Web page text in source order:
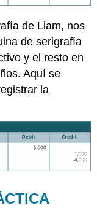
de Liam, nos
de serigrafía
y el resto en
Aquí se
la